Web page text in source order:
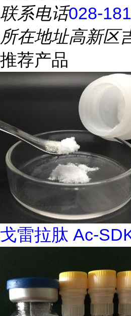
联系电话028-
所在地址高新区
推荐产品
戈雷拉肽 Ac-